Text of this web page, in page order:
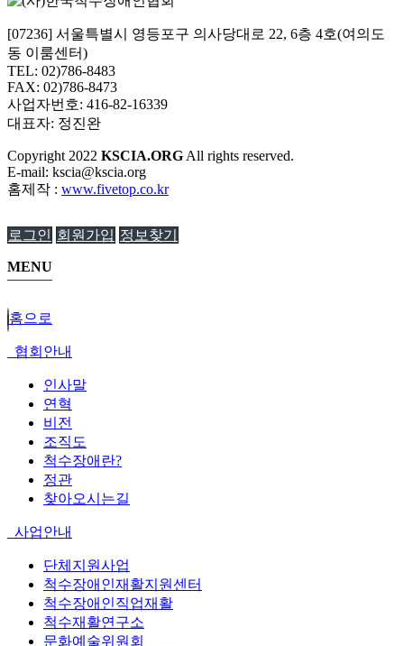
[07236] 서울특별시 영등포구 의사당대로 22, 6층 4호(여의도
동 이룸센터)
TEL: 02)786-8483
FAX: 02)786-8473
사업자번호: 416-82-16339
대표자: 정진완
Copyright 2022 KSCIA.ORG All rights reserved.
E-mail: kscia@kscia.org
홈제작 : www.fivetop.co.kr
로그인 회원가입 정보찾기
MENU
홈으로
협회안내
인사말
연혁
비전
조직도
척수장애란?
정관
찾아오시는길
사업안내
단체지원사업
척수장애인재활지원센터
척수장애인직업재활
척수재활연구소
문화예술위원회